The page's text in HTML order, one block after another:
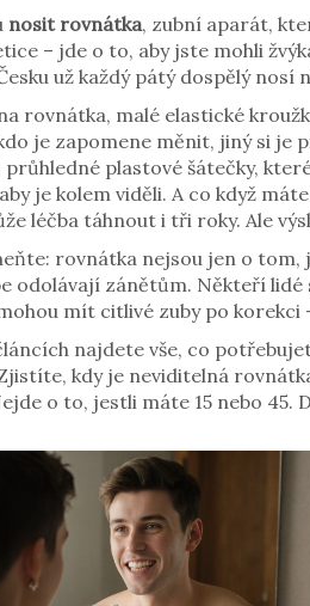
nosit rovnátka, zubní aparát,
– jde o to, aby jste mohli
už každý pátý dospělý
rovnátka, malé elastické
je zapomene měnit, jiný si je
průhledné plastové šátečky,
je kolem viděli. A co když
léčba táhnout i tři roky. Ale
rovnátka nejsou jen o tom,
odolávají zánětům. Někteří
mít citlivé zuby po
najdete vše, co
kdy je neviditelná
o to, jestli máte 15 nebo 45.